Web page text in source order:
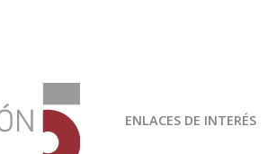
ENLACES DE INTERÉS